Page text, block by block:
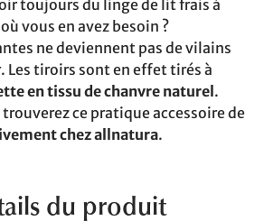
toujours du linge de lit frais à
vous en avez besoin ?
ne deviennent pas de vilains
Les tiroirs sont en effet tirés à
en tissu de chanvre naturel .
trouverez ce pratique accessoire de
chez allnatura.
du produit